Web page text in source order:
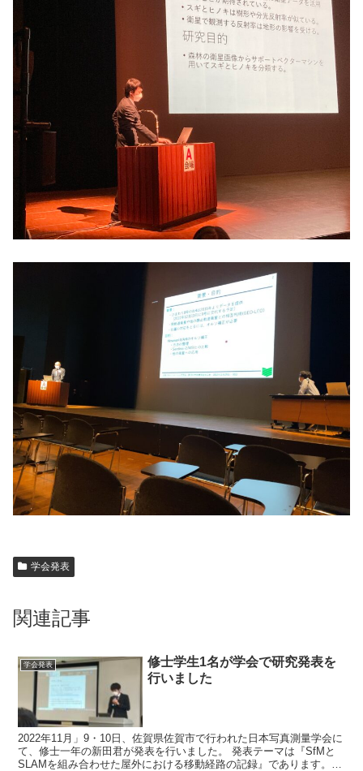
学会発表
関連記事
学会発表
修士学生1名が学会で研究発表を
行いました
2022年11月」9・10日、佐賀県佐賀市で行われた日本写真測量学会に
て、修士一年の新田君が発表を行いました。 発表テーマは『SfMと
SLAMを組み合わせた屋外における移動経路の記録』であります。